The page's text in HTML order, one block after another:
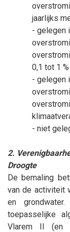
jaarlijks
- gelegen
0,1 tot 1
- gelegen
- niet
2.
Droogte
De bemaling
van de activiteit
en
toepasselijke
Vlarem II (en